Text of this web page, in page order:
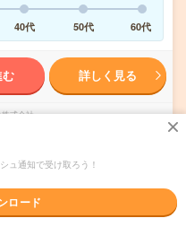
40代 50代 60代
む 詳しく見る
式会社
時給】穏やか社団
ュ通知で受け取ろう！
ロード